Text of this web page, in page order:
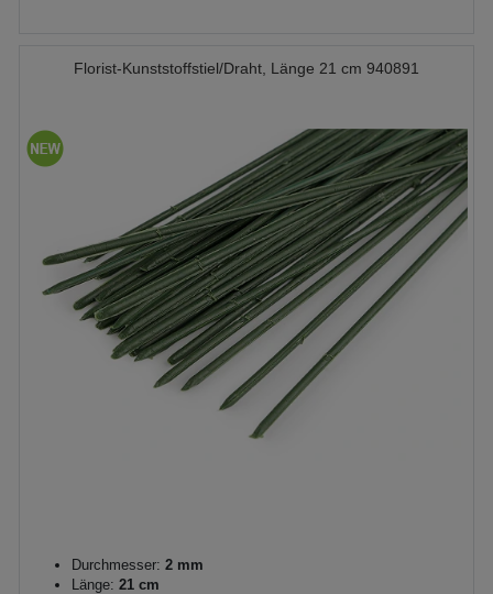
Florist-Kunststoffstiel/Draht, Länge 21 cm 940891
Durchmesser: 2 mm
Länge: 21 cm